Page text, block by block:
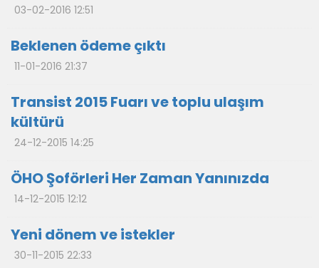
03-02-2016 12:51
Beklenen ödeme çıktı
11-01-2016 21:37
Transist 2015 Fuarı ve toplu ulaşım
kültürü
24-12-2015 14:25
ÖHO Şoförleri Her Zaman Yanınızda
14-12-2015 12:12
Yeni dönem ve istekler
30-11-2015 22:33